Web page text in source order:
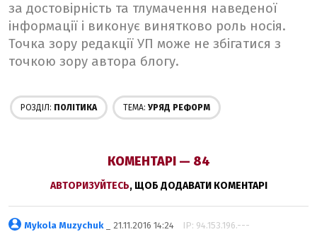
за достовірність та тлумачення наведеної
інформації і виконує винятково роль носія.
Точка зору редакції УП може не збігатися з
точкою зору автора блогу.
РОЗДІЛ: ПОЛІТИКА ТЕМА: УРЯД РЕФОРМ
КОМЕНТАРІ — 84
АВТОРИЗУЙТЕСЬ, ЩОБ ДОДАВАТИ КОМЕНТАРІ
Mykola Muzychuk_ 21.11.2016 14:24 IP: 94.153.196.---